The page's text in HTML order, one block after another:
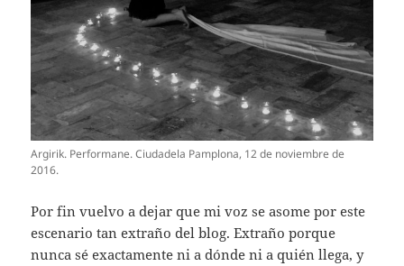
Argirik. Performane. Ciudadela Pamplona, 12 de noviembre de
2016.
Por fin vuelvo a dejar que mi voz se asome por este
escenario tan extraño del blog. Extraño porque
nunca sé exactamente ni a dónde ni a quién llega, y